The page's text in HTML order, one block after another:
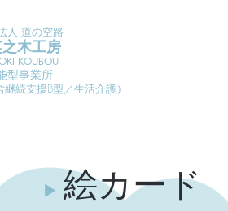
人 道の空路
木工房
KOUBOU
型事業所
継続支援B型／生活介護）
▶︎ 絵カード